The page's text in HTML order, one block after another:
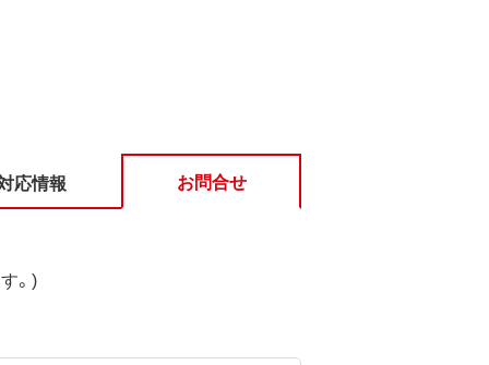
応情報 お問合せ
。)